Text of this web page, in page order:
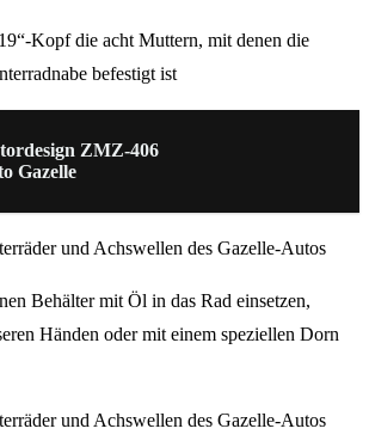
Kopf die acht Muttern, mit denen die
befestigt ist
ZMZ-406
Gazelle
Behälter mit Öl in das Rad einsetzen,
Händen oder mit einem speziellen Dorn